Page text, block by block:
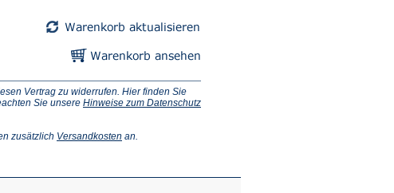
Vertrag zu widerrufen. Hier finden Sie
Sie unsere Hinweise zum Datenschutz
zusätzlich Versandkosten (Öffnet
Tab)
an.